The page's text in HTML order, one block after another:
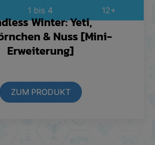
Winter: Yeti,
& Nuss [Mini-
Erweiterung]
ZUM PRODUKT
1 bis 4 12+